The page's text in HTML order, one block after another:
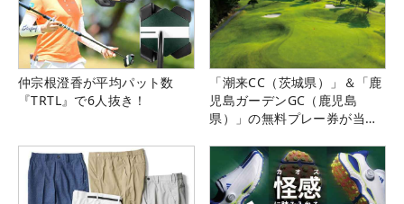
仲宗根澄香が平均パット数
『TRTL』で6人抜き！
「潮来CC（茨城県）」＆「鹿
児島ガーデンGC（鹿児島
県）」の無料プレー券が当た